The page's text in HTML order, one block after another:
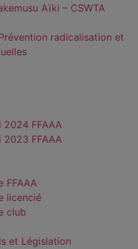
Aïki – CSWTA
radicalisation et
2024 FFAAA
2023 FFAAA
FFAAA
licencié
club
et Législation